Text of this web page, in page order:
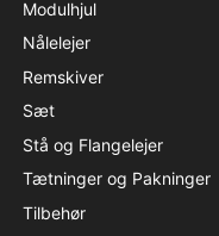
Modulhjul
Nålelejer
Remskiver
Sæt
Stå og Flangelejer
Tætninger og Pakninger
Tilbehør